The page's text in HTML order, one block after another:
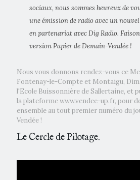
sociaux, nous sommes heureux de
une émission de radio avec un
en partenariat avec Dig Radio.
version Papier de Demain-Vendée !
Nous vous donnons rendez-vous ce
Fontenay-le-Compte et Montaigu,
l'Ecole Buissonnière de Sallertaine, et
la plateforme www.vendee-up.fr, pour
ensemble au tout premier numéro du
Vendée !
Le Cercle de Pilotage.